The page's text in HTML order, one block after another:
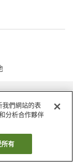
我們網站的表
分析合作夥伴
有